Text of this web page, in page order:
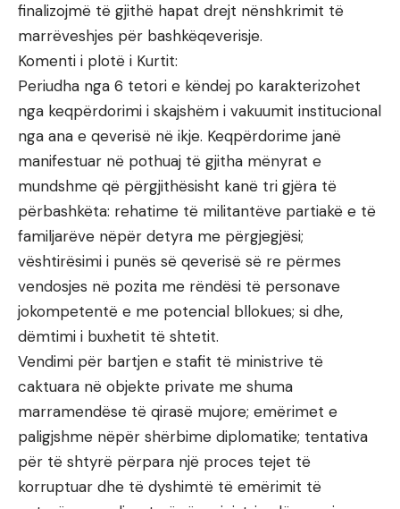
finalizojmë të gjithë hapat drejt nënshkrimit të
marrëveshjes për bashkëqeverisje.
Komenti i plotë i Kurtit:
Periudha nga 6 tetori e këndej po karakterizohet
nga keqpërdorimi i skajshëm i vakuumit institucional
nga ana e qeverisë në ikje. Keqpërdorime janë
manifestuar në pothuaj të gjitha mënyrat e
mundshme që përgjithësisht kanë tri gjëra të
përbashkëta: rehatime të militantëve partiakë e të
familjarëve nëpër detyra me përgjegjësi;
vështirësimi i punës së qeverisë së re përmes
vendosjes në pozita me rëndësi të personave
jokompetentë e me potencial bllokues; si dhe,
dëmtimi i buxhetit të shtetit.
Vendimi për bartjen e stafit të ministrive të
caktuara në objekte private me shuma
marramendëse të qirasë mujore; emërimet e
paligjshme nëpër shërbime diplomatike; tentativa
për të shtyrë përpara një proces tejet të
korruptuar dhe të dyshimtë të emërimit të